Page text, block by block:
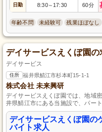
日勤 8:30～ 17:30 60分
年齢不問 未経験可 残業ほぼなし
デイサービスえくぼ園の
デイサービス
住所 福井県鯖江市杉本町15-1-1
株式会社 未来興研
デイサービスえくぼ園では、地域
井県鯖江市にある当施設で、パー
緒に働きませんか。未経験の方も
顔を引き出すサービスを提供して
ております。
デイサービスえくぼ園の
バイト求人